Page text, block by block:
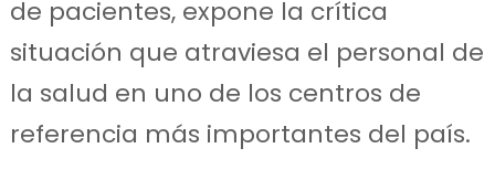
de pacientes, expone la crítica
situación que atraviesa el personal de
la salud en uno de los centros de
referencia más importantes del país.